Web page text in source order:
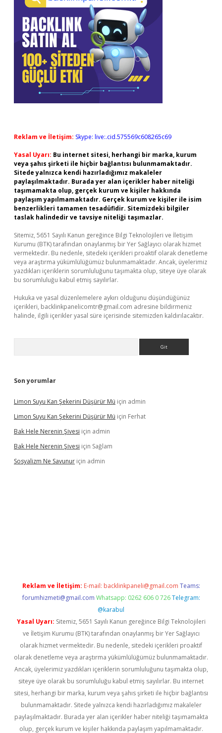
Reklam ve İletişim: Skype: live:.cid.575569c608265c69
Yasal Uyarı: Bu internet sitesi, herhangi bir marka, kurum
veya şahıs şirketi ile hiçbir bağlantısı bulunmamaktadır.
Sitede yalnızca kendi hazırladığımız makaleler
paylaşılmaktadır. Burada yer alan içerikler haber niteliği
taşımamakta olup, gerçek kurum ve kişiler hakkında
paylaşım yapılmamaktadır. Gerçek kurum ve kişiler ile isim
benzerlikleri tamamen tesadüfidir. Sitemizdeki bilgiler
taslak halindedir ve tavsiye niteliği taşımazlar.
Sitemiz, 5651 Sayılı Kanun gereğince Bilgi Teknolojileri ve İletişim
Kurumu (BTK) tarafından onaylanmış bir Yer Sağlayıcı olarak hizmet
vermektedir. Bu nedenle, sitedeki içerikleri proaktif olarak denetleme
veya araştırma yükümlülüğümüz bulunmamaktadır. Ancak, üyelerimiz
yazdıkları içeriklerin sorumluluğunu taşımakta olup, siteye üye olarak
bu sorumluluğu kabul etmiş sayılırlar.
Hukuka ve yasal düzenlemelere aykırı olduğunu düşündüğünüz
içerikleri, backlinkpanelicomtr@gmail.com adresine bildirmeniz
halinde, ilgili içerikler yasal süre içerisinde sitemizden kaldırılacaktır.
Son yorumlar
Limon Suyu Kan Şekerini Düşürür Mü için admin
Limon Suyu Kan Şekerini Düşürür Mü için Ferhat
Bak Hele Nerenin Şivesi için admin
Bak Hele Nerenin Şivesi için Sağlam
Sosyalizm Ne Savunur için admin
Reklam ve İletişim: E-mail: backlinkpaneli@gmail.com Teams:
forumhizmeti@gmail.com Whatsapp: 0262 606 0 726 Telegram:
@karabul
Yasal Uyarı: Sitemiz, 5651 Sayılı Kanun gereğince Bilgi Teknolojileri
ve İletişim Kurumu (BTK) tarafından onaylanmış bir Yer Sağlayıcı
olarak hizmet vermektedir. Bu nedenle, sitedeki içerikleri proaktif
olarak denetleme veya araştırma yükümlülüğümüz bulunmamaktadır.
Ancak, üyelerimiz yazdıkları içeriklerin sorumluluğunu taşımakta olup,
siteye üye olarak bu sorumluluğu kabul etmiş sayılırlar. Bu internet
sitesi, herhangi bir marka, kurum veya şahıs şirketi ile hiçbir bağlantısı
bulunmamaktadır. Sitede yalnızca kendi hazırladığımız makaleler
paylaşılmaktadır. Burada yer alan içerikler haber niteliği taşımamakta
olup, gerçek kurum ve kişiler hakkında paylaşım yapılmamaktadır.